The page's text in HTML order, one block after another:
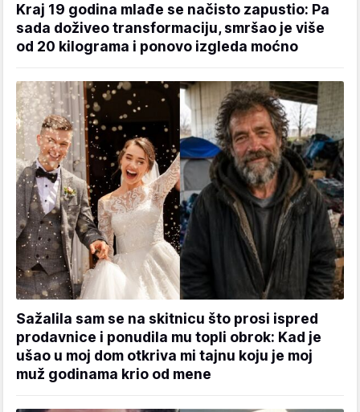
Kraj 19 godina mlađe se načisto zapustio: Pa
sada doživeo transformaciju, smršao je više
od 20 kilograma i ponovo izgleda moćno
Sažalila sam se na skitnicu što prosi ispred
prodavnice i ponudila mu topli obrok: Kad je
ušao u moj dom otkriva mi tajnu koju je moj
muž godinama krio od mene